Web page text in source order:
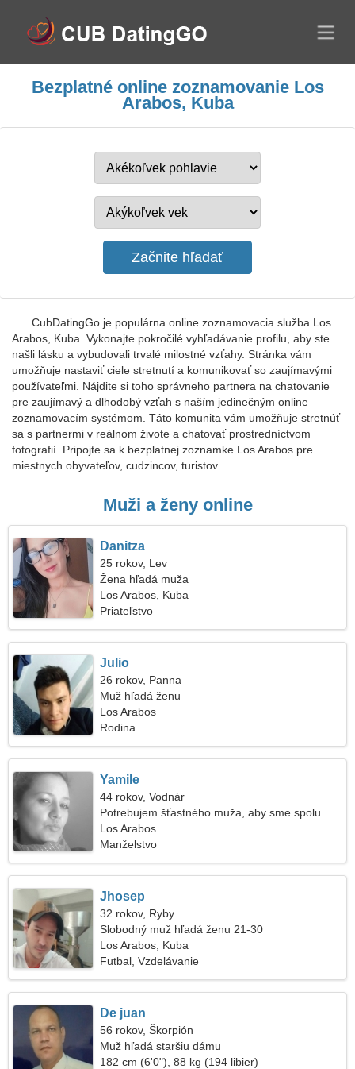
Bezplatné online zoznamovanie Los
Arabos, Kuba
CubDatingGo je populárna online zoznamovacia služba Los
Arabos, Kuba. Vykonajte pokročilé vyhľadávanie profilu, aby ste
našli lásku a vybudovali trvalé milostné vzťahy. Stránka vám
umožňuje nastaviť ciele stretnutí a komunikovať so zaujímavými
používateľmi. Nájdite si toho správneho partnera na chatovanie
pre zaujímavý a dlhodobý vzťah s naším jedinečným online
zoznamovacím systémom. Táto komunita vám umožňuje stretnúť
sa s partnermi v reálnom živote a chatovať prostredníctvom
fotografií. Pripojte sa k bezplatnej zoznamke Los Arabos pre
miestnych obyvateľov, cudzincov, turistov.
Muži a ženy online
Danitza
25 rokov, Lev
Žena hľadá muža
Los Arabos, Kuba
Priateľstvo
Julio
26 rokov, Panna
Muž hľadá ženu
Los Arabos
Rodina
Yamile
44 rokov, Vodnár
Potrebujem šťastného muža, aby sme spolu
tancovali
Los Arabos
Manželstvo
Jhosep
32 rokov, Ryby
Slobodný muž hľadá ženu 21-30
Los Arabos, Kuba
Futbal, Vzdelávanie
De juan
56 rokov, Škorpión
Muž hľadá staršiu dámu
182 cm (6'0"), 88 kg (194 libier)